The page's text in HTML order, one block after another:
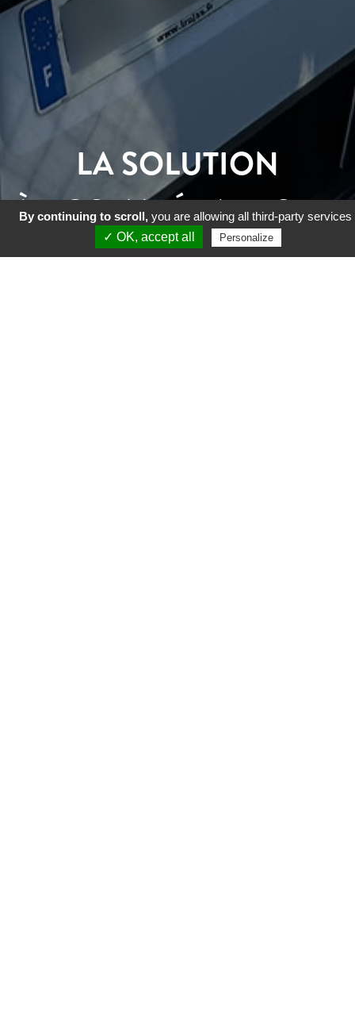
LA SOLUTION
À VOS IMPÉRATIFS DE
CHANTIERS
By continuing to scroll, you are allowing all third-party services
✓ OK, accept all
Personalize